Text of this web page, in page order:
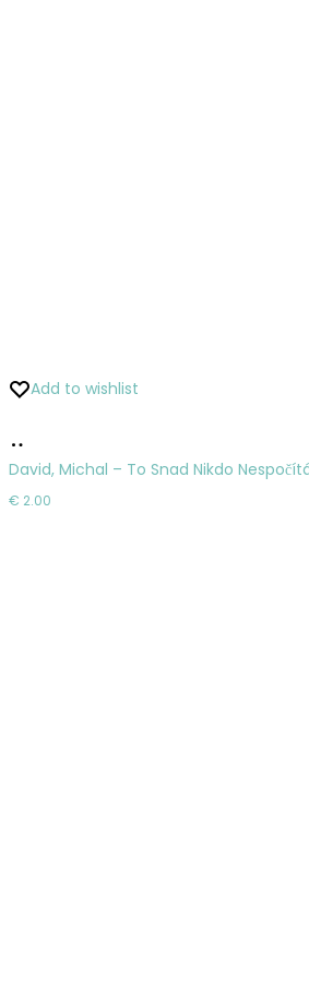
Add to wishlist
do
košíka
David, Michal – To Snad Nikdo
€ 2.00